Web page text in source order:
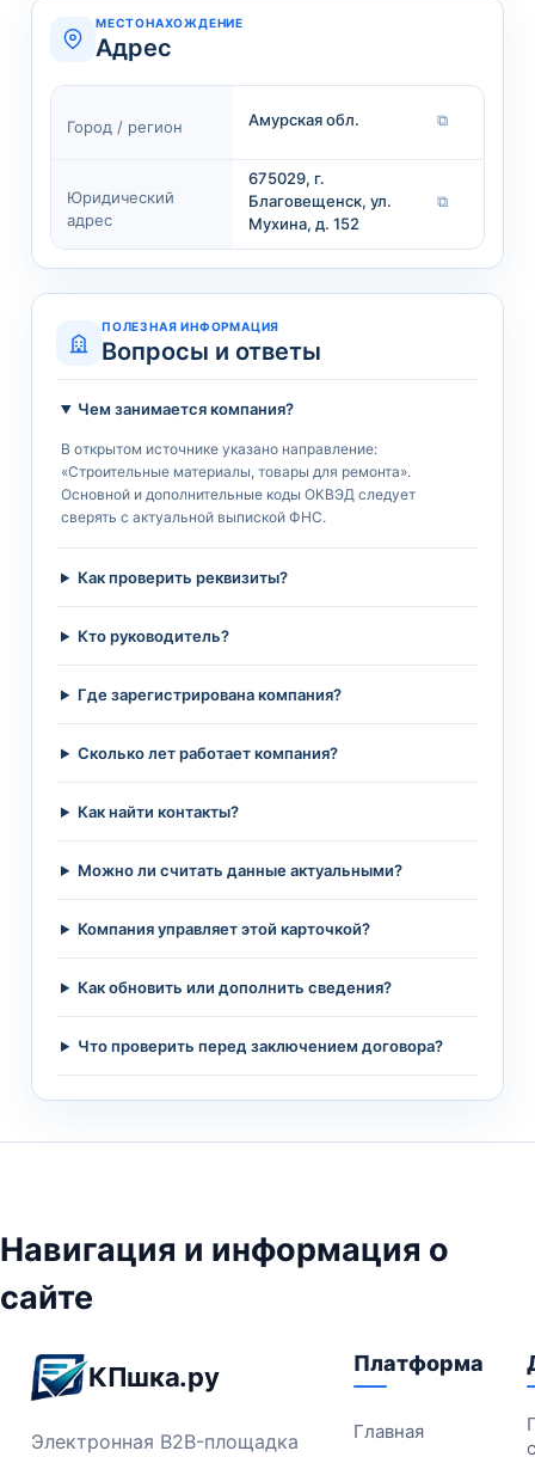
МЕСТОНАХОЖДЕНИЕ
Адрес
Город / регион Амурская обл. ⧉
Юридический
адрес
675029, г.
Благовещенск, ул.
Мухина, д. 152
⧉
ПОЛЕЗНАЯ ИНФОРМАЦИЯ
Вопросы и ответы
Чем занимается компания?
В открытом источнике указано направление:
«Строительные материалы, товары для ремонта».
Основной и дополнительные коды ОКВЭД следует
сверять с актуальной выпиской ФНС.
Как проверить реквизиты?
Кто руководитель?
Где зарегистрирована компания?
Сколько лет работает компания?
Как найти контакты?
Можно ли считать данные актуальными?
Компания управляет этой карточкой?
Как обновить или дополнить сведения?
Что проверить перед заключением договора?
Навигация и информация о
сайте
КПшка.ру
Электронная B2B-площадка
Платформа
Главная